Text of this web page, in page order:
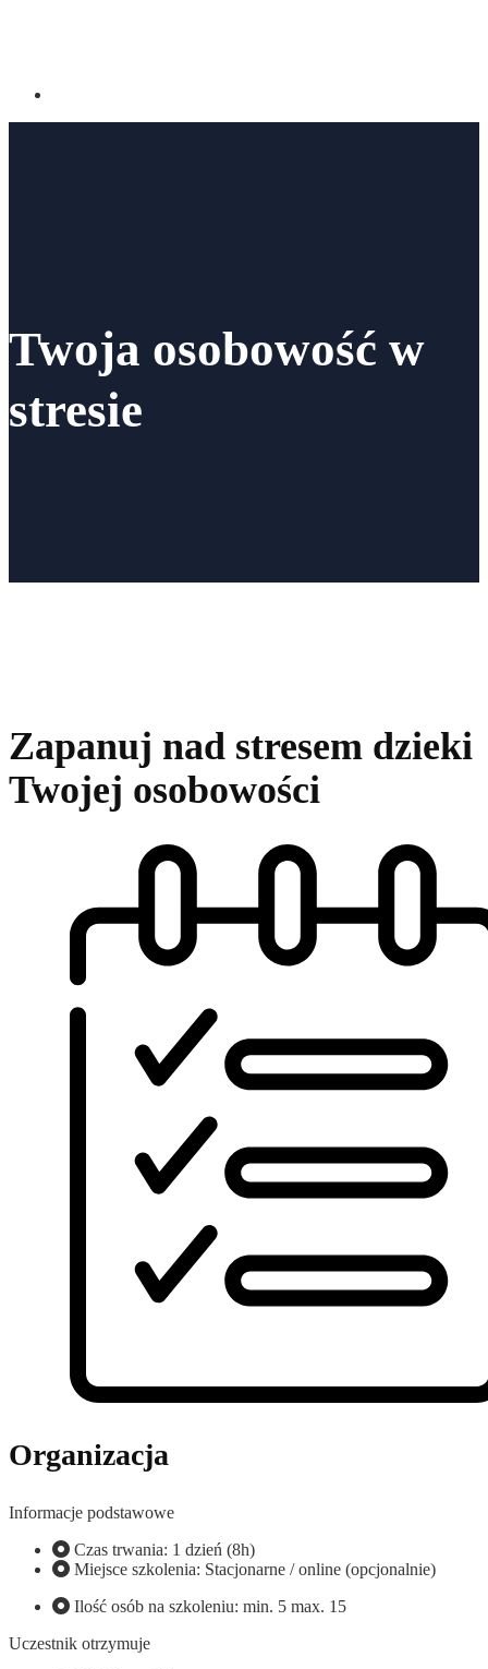
Twoja osobowość w
stresie
Zapanuj nad stresem dzieki
Twojej osobowości
Organizacja
Informacje podstawowe
Czas trwania: 1 dzień (8h)
Miejsce szkolenia: Stacjonarne / online (opcjonalnie)
Ilość osób na szkoleniu: min. 5 max. 15
Uczestnik otrzymuje